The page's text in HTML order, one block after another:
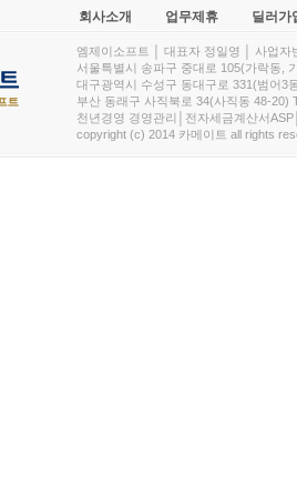
회사소개 업무제휴 딜러가
엠제이소프트 │ 대표자 정일영 │ 사업
서울특별시 송파구 중대로 105(가락동,
대구광역시 수성구 동대구로 331(범어3
부산 동래구 사직북로 34(사직동 48-20)
천년경영 경영관리│전자세금계산서
copyright (c) 2014 카메이트 all rights